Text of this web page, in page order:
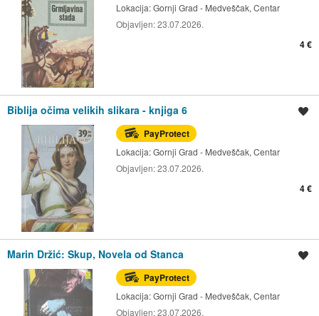
Lokacija:Gornji Grad - Medveščak, Centar
Objavljen:23.07.2026.
4 €
Biblija očima velikih slikara - knjiga 6
PayProtect
Lokacija:Gornji Grad - Medveščak, Centar
Objavljen:23.07.2026.
4 €
Marin Držić: Skup, Novela od Stanca
PayProtect
Lokacija:Gornji Grad - Medveščak, Centar
Objavljen:23.07.2026.